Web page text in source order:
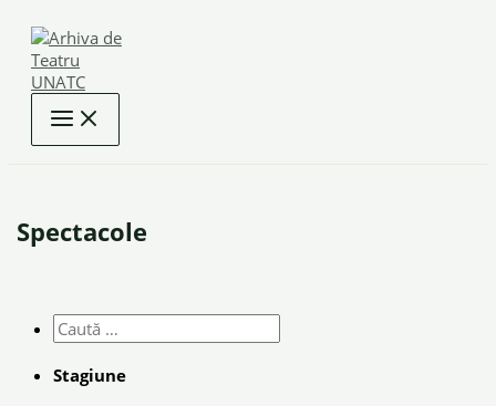
content
Spectacole
Stagiune